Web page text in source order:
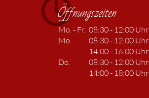
Öffnungszeiten
Mo. - Fr. 08:30 - 12:00 Uhr
Mo.
08:30 - 12:00 Uhr
14:00 - 16:00 Uhr
Do.
08:30 - 12:00 Uhr
14:00 - 18:00 Uhr